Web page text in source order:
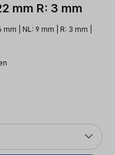
mm R: 3 mm
| NL: 9 mm | R: 3 mm |